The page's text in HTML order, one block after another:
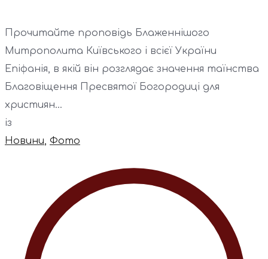
Прочитайте проповідь Блаженнішого
Митрополита Київського і всієї України
Епіфанія, в якій він розглядає значення таїнства
Благовіщення Пресвятої Богородиці для
християн...
із
Новини, Фото